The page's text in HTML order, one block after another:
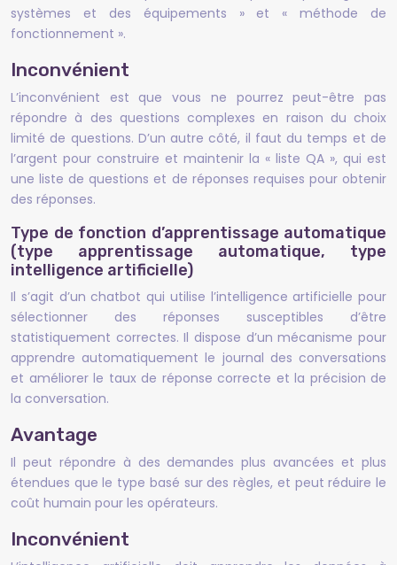
systèmes et des équipements » et « méthode de
fonctionnement ».
Inconvénient
L’inconvénient est que vous ne pourrez peut-être pas
répondre à des questions complexes en raison du choix
limité de questions. D’un autre côté, il faut du temps et de
l’argent pour construire et maintenir la « liste QA », qui est
une liste de questions et de réponses requises pour obtenir
des réponses.
Type de fonction d’apprentissage automatique
(type apprentissage automatique, type
intelligence artificielle)
Il s’agit d’un chatbot qui utilise l’intelligence artificielle pour
sélectionner des réponses susceptibles d’être
statistiquement correctes. Il dispose d’un mécanisme pour
apprendre automatiquement le journal des conversations
et améliorer le taux de réponse correcte et la précision de
la conversation.
Avantage
Il peut répondre à des demandes plus avancées et plus
étendues que le type basé sur des règles, et peut réduire le
coût humain pour les opérateurs.
Inconvénient